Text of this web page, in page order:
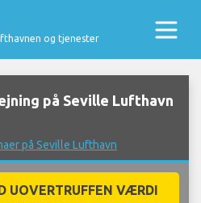
og tjenester
på Seville Lufthavn
på Seville Lufthavn
UOVERTRUFFEN VÆRDI